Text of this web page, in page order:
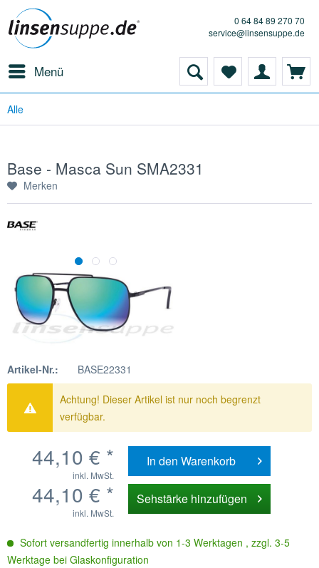
0 64 84 89 270 70
service@linsensuppe.de
Menü
Alle
Base - Masca Sun SMA2331
Merken
Artikel-Nr.: BASE22331
Achtung! Dieser Artikel ist nur noch begrenzt
verfügbar.
44,10 € *
inkl. MwSt.
In den Warenkorb
44,10 € *
inkl. MwSt.
Sehstärke hinzufügen
Sofort versandfertig innerhalb von 1-3 Werktagen , zzgl. 3-5
Werktage bei Glaskonfiguration